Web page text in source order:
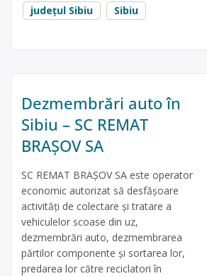
județul Sibiu
Sibiu
Dezmembrări auto în
Sibiu – SC REMAT
BRAŞOV SA
SC REMAT BRAŞOV SA este operator
economic autorizat să desfăşoare
activităţi de colectare şi tratare a
vehiculelor scoase din uz,
dezmembrări auto, dezmembrarea
părtilor componente și sortarea lor,
predarea lor către reciclatori în